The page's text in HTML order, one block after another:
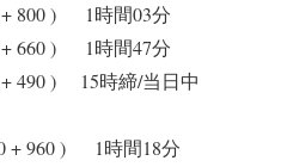
+ 800 ) 1時間03分
660 ) 1時間47分
+ 490 ) 15時締/当日中
+ 960 ) 1時間18分